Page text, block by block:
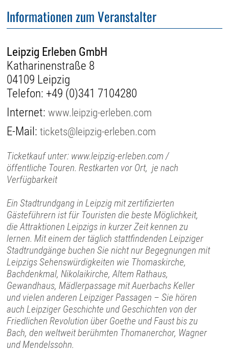
Informationen zum Veranstalter
Leipzig Erleben GmbH
Katharinenstraße 8
04109 Leipzig
Telefon: +49 (0)341 7104280
Internet:www.leipzig-erleben.com
E-Mail:tickets@leipzig-erleben.com
Ticketkauf unter: www.leipzig-erleben.com /
öffentliche Touren. Restkarten vor Ort, je nach
Verfügbarkeit
Ein Stadtrundgang in Leipzig mit zertifizierten
Gästeführern ist für Touristen die beste Möglichkeit,
die Attraktionen Leipzigs in kurzer Zeit kennen zu
lernen. Mit einem der täglich stattfindenden Leipziger
Stadtrundgänge buchen Sie nicht nur Begegnungen mit
Leipzigs Sehenswürdigkeiten wie Thomaskirche,
Bachdenkmal, Nikolaikirche, Altem Rathaus,
Gewandhaus, Mädlerpassage mit Auerbachs Keller
und vielen anderen Leipziger Passagen – Sie hören
auch Leipziger Geschichte und Geschichten von der
Friedlichen Revolution über Goethe und Faust bis zu
Bach, den weltweit berühmten Thomanerchor, Wagner
und Mendelssohn.